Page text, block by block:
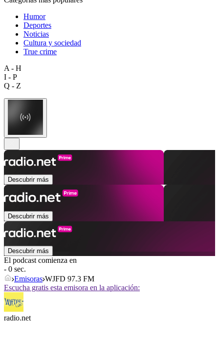
Humor
Deportes
Noticias
Cultura y sociedad
True crime
A - H
I - P
Q - Z
Descubrir más
Descubrir más
Descubrir más
El podcast comienza en
- 0 sec.
Emisoras WJFD 97.3 FM
Escucha gratis esta emisora en la aplicación:
radio.net